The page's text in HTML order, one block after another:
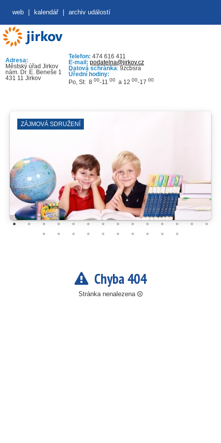
web kalendář archiv událostí
Adresa:
Městský úřad Jirkov
nám. Dr. E. Beneše 1
431 11 Jirkov
Telefon: 474 616 411
E-mail: podatelna@jirkov.cz
Datová schránka: 9zcbsra
Úřední hodiny:
Po, St: 8 00-11 00 a 12 00-17 00
ZÁJMOVÁ SDRUŽENÍ
Chyba 404
Stránka nenalezena